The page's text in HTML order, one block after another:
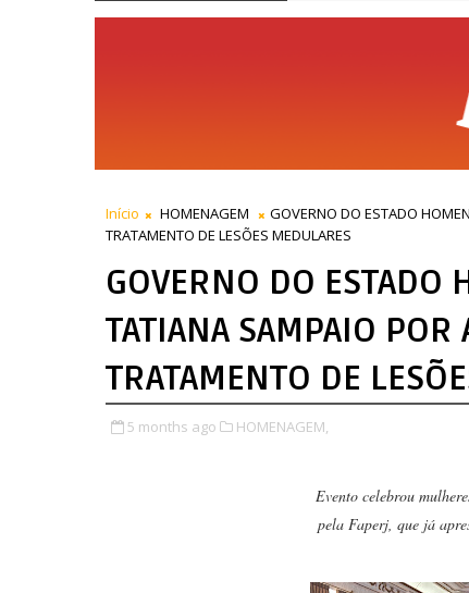
Início HOMENAGEM
GOVERNO DO ESTADO
TRATAMENTO DE LESÕES MEDULARES
GOVERNO DO ESTADO
TATIANA SAMPAIO
TRATAMENTO DE
5 months ago HOMENAGEM,
Evento celebrou
pela Faperj, que já